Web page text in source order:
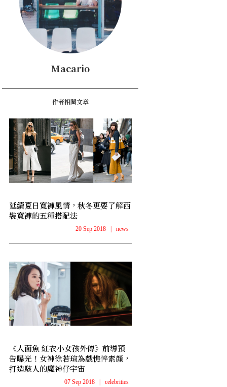
Macario
作者相關文章
延續夏日寬褲風情，秋冬更要了解西
裝寬褲的五種搭配法
20 Sep 2018 | news
《人面魚 紅衣小女孩外傳》前導預
告曝光！女神徐若瑄為戲憔悴素顏，
打造駭人的魔神仔宇宙
07 Sep 2018 celebrities